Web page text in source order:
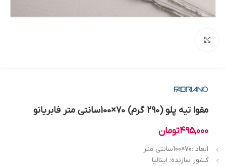
مقوا تیه پلو (290 گرم) 70×100سانتی متر فابریانو
495,000تومان
ابعاد :70×100سانتی متر
کشور سازنده: ایتالیا